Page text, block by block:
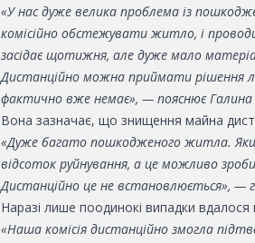
«У нас дуже велика проблема із
комісійно обстежувати житло, і
засідає щотижня, але дуже мало
Дистанційно можна приймати рішення
фактично вже немає», — пояснює Галина
Вона зазначає, що знищення майна
«Дуже багато пошкодженого житла.
відсоток руйнування, а це можливо
Дистанційно це не встановлюється», —
Наразі лише поодинокі випадки
«Наша комісія дистанційно змогла